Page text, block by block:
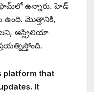
ఫామ్‌లో ఉన్నారు. హెడ్‌
ఉంది. మొత్తానికి,
ఆస్ట్రేలియా
platform that
It